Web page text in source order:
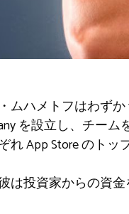
ムハメトフはわず
を設立し、チー
れ App Store のトッ
は投資家からの資